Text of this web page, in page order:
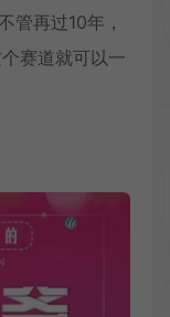
管再过10年，
赛道就可以一